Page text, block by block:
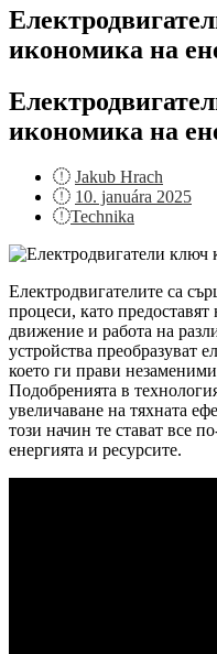
икономика на
икономика на
Jakub Hrach
Posted
on
10. januára 2025
Technika
Електродвигателите са
процеси, като
движение и работа на
устройства преобразуват
което ги прави
Подобренията в
увеличаване на тяхната
този начин те стават все
енергията и ресурсите.